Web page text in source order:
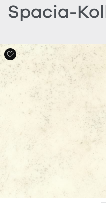
Spacia-